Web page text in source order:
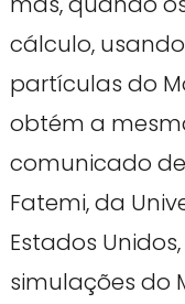
cálculo,
partículas do
obtém a
comunicado
Fatemi, da
Estados
simulações do